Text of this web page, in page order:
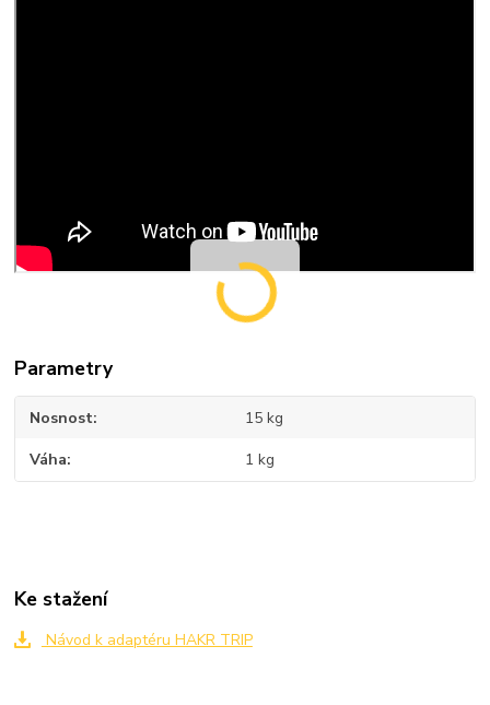
Parametry
Nosnost 15 kg
Váha 1 kg
Ke stažení
Návod k adaptéru HAKR TRIP